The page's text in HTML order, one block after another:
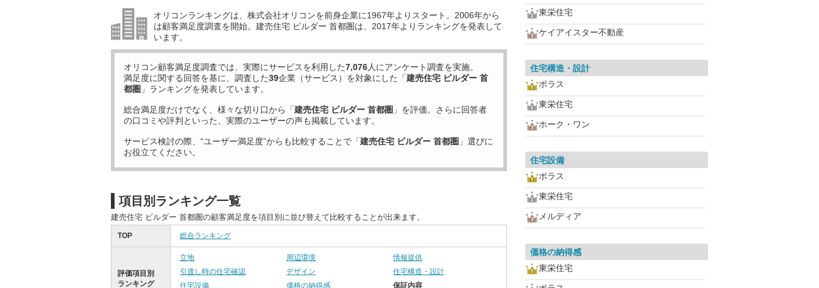
オリコンランキングは、株式会社オリコンを前身企業に1967年よりスタート。2006年から
は顧客満足度調査を開始。建売住宅 ビルダー 首都圏は、2017年よりランキングを発表して
います。
オリコン顧客満足度調査では、実際にサービスを利用した7,076人にアンケート調査を実施。
満足度に関する回答を基に、調査した39企業（サービス）を対象にした「建売住宅 ビルダー 首
都圏 」ランキングを発表しています。
総合満足度だけでなく、様々な切り口から「建売住宅 ビルダー 首都圏 」を評価。さらに回答者
の口コミや評判といった、実際のユーザーの声も掲載しています。
サービス検討の際、“ユーザー満足度”からも比較することで「建売住宅 ビルダー 首都圏 」選びに
お役立てください。
項目別ランキング一覧
建売住宅 ビルダー 首都圏の顧客満足度を項目別に並び替えて比較することが出来ます。
TOP 総合ランキング
評価項目別
ランキング
立地 周辺環境
情報提供
引渡し時の住宅確認
デザイン
住宅構造・設計
住宅設備
価格の納得感 保証内容
東栄住宅
ケイアイスター不動産
住宅構造・設計
ポラス
東栄住宅
ホーク・ワン
住宅設備
ポラス
東栄住宅
メルディア
価格の納得感
東栄住宅